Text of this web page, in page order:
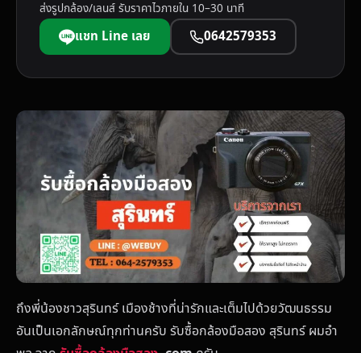
ส่งรูปกล้อง/เลนส์ รับราคาไวภายใน 10–30 นาที
แชท Line เลย 0642579353
ถึงพี่น้องชาวสุรินทร์ เมืองช้างที่น่ารักและเต็มไปด้วยวัฒนธรรม
อันเป็นเอกลักษณ์ทุกท่านครับ รับซื้อกล้องมือสอง สุรินทร์ ผมอำ